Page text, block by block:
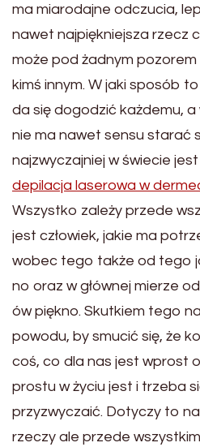
ma miarodajne odczucia,
nawet najpiękniejsza rzecz
może pod żadnym
kimś innym. W jaki sposób
da się dogodzić każdemu,
nie ma nawet sensu starać
najzwyczajniej w świecie
depilacja laserowa w
Wszystko zależy przede
jest człowiek, jakie ma
wobec tego także od tego
no oraz w głównej mierze
ów piękno. Skutkiem tego
powodu, by smucić się, że
coś, co dla nas jest wprost
prostu w życiu jest i trzeba
przyzwyczaić. Dotyczy to
rzeczy ale przede